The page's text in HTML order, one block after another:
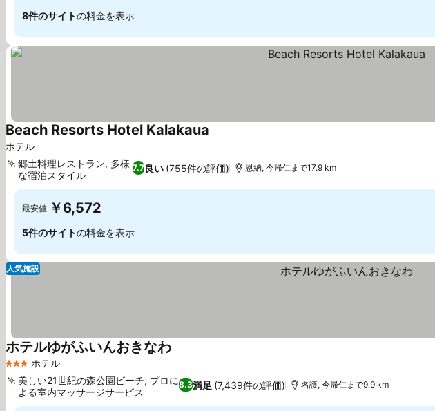
8件のサイトの料金を表示
ホテル
Beach Resorts Hotel Kalakaua
7.7良い (755件の評価)
郷土料理レストラン, 多様
な宿泊スタイル
恩納, 今帰仁まで17.9 km
最安値 ￥6,572
5件のサイトの料金を表示
人気施設
3 ホテルのランク
ホテル
ホテルゆがふいんおきなわ
8.3満足 (7,439件の評価)
美しい21世紀の森公園ビーチ, プロに
よる室内マッサージサービス
名護, 今帰仁まで9.9 km